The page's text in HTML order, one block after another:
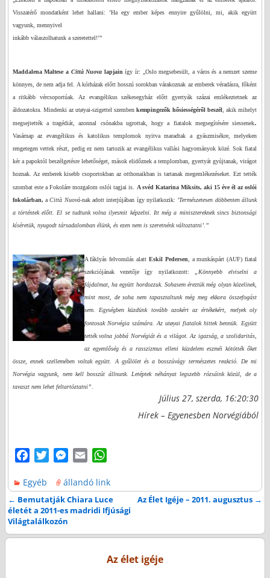
Visszatérő mondatként lehet hallani: ’Ha egy ember képes ennyire gyűlölni, mi, akik együtt
vagyunk, mennyivel
inkább válaszolhatunk a szeretettel!’”
Maddalena Maltese a Città Nuova lapjain így ír: „Oslo megsebesült, a város és a nemzet szeme
könnyes, de nem adja fel. A kórházak előtt hosszú sorokban várakoznak az emberek véradásra, főként
a ritkább vércsoportúak. Az evangélikus székesegyház előtt gyertyák százai emlékeztetnek az
áldozatokra. Mindenki az utøyai-szigettel szemben kempingezők hősiességéről beszél , akik mihelyt
megsejtették a tragédiát, azonnal csónakba ugrottak, hogy a fiatalok megsegítésére siessenek.
Vasárnap az evangélikus és katolikus templomok nyitva maradtak a gyászmisékre, melyeken
rengetegen vettek részt, pedig ez nem tartozik az evangélikus vallási hagyományok közé. Sok fiatal
kér a papoktól beszélgetésre lehetőséget, mások elidőznek a templomban, gyertyát gyújtanak, virágot
hoznak. Az emberek kisebb csoportokban az otthonaikban is tartanak megemlékezéseket. Ezt tették
szombat este a Fokoláre mozgalom oslói tagjai is.
A svéd Katarina Miksits, aki 15 éve él az oslói
fokolárban, aCittà Nuová-nak adott interjújában így nyilatkozik: ’Természetesen döbbenten állunk
a történtek előtt. El se tudtunk volna ilyesmit képzelni. Itt még a minisztereknek sincs biztonsági
kíséretük, nyugodt társadalomban élünk, és ezen nem is szeretnénk változtatni’.”
A fáklyás felvonulás alatt Eskil Pedersen , a munkáspárt (AUF) fiatal
szekciójának vezetője így nyilatkozott:
„Könnyebb elviselni a
fájdalmat, ha együtt hordozzuk. Sohasem éreztük még olyan közelinek,
mint most, de soha nem tapasztaltunk még meg ekkora összefogást
sem. Egységben küzdünk tovább azokért az értékekért, melyek oly
fontosak Norvégia számára. Az utøyai fiatalok hittek bennük.
Együtt
tették volna jobbá Norvégiát és a világot. Az igazság, a szolidaritás,
az egyenlőség és a rasszizmus elleni küzdelem eszméi kötötték őket
össze, ennek szellemében voltak együtt. A gyűlölet és a bosszúvágy természetes reakció. De mi
Norvégia vagyunk, nem kell bosszút állnunk. Letéptek néhányat legszebb rózsáink közül, de a
tavaszt nem lehet feltartóztatni”
Július 27, szerda, 16:20:30
Hírek – Egyenesben Norvégiából
c
e
b
o
o
t
t
e
r
M
s
s
e
g
a
i
l
a
t
s
p
p
Egyéb állandó link
Bejegyzés navigáció
← Bemutatják Chiara Luce
életét a 2011-es madridi Ifjúsági
Világtalálkozón
Az Élet Igéje – 2011. augusztus →
Az élet igéje